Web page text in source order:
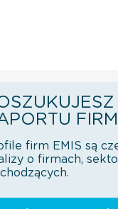
firm EMIS są
o firmach,